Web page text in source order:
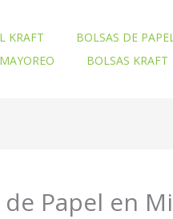
KRAFT BOLSAS DE
BOLSAS KRAFT
Papel en